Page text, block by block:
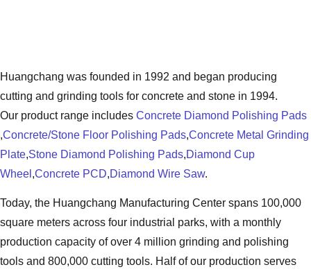
Huangchang was founded in 1992 and began producing
cutting and grinding tools for concrete and stone in 1994.
Our product range includes Concrete Diamond Polishing Pads
,Concrete/Stone Floor Polishing Pads,Concrete Metal Grinding
Plate,Stone Diamond Polishing Pads,Diamond Cup
Wheel ,Concrete PCD,Diamond Wire Saw.
Today, the Huangchang Manufacturing Center spans 100,000
square meters across four industrial parks, with a monthly
production capacity of over 4 million grinding and polishing
tools and 800,000 cutting tools. Half of our production serves